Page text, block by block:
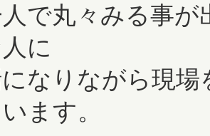
人で丸々みる事が
に
なりながら現場
ます。